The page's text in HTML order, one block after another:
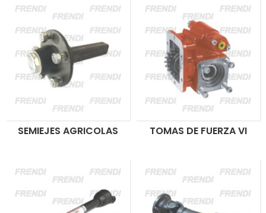
SEMIEJES AGRICOLAS TOMAS DE FUERZA VI